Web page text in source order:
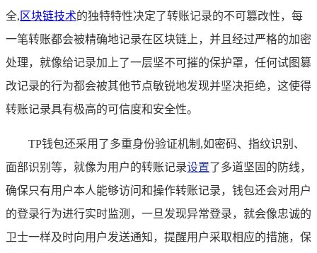
全, 区块链技术的独特特性决定了转账记录的不可篡改性，每
一笔转账都会被精确地记录在区块链上，并且经过严格的加密
处理，就像给记录加上了一层坚不可摧的保护罩，任何试图篡
改记录的行为都会被其他节点敏锐地发现并坚决拒绝，这使得
转账记录具有极高的可信度和安全性。
TP钱包还采用了多重身份验证机制,如密码、指纹识别、
面部识别等，就像为用户的转账记录设置了多道坚固的防线，
确保只有用户本人能够访问和操作转账记录，钱包还会对用户
的登录行为进行实时监测，一旦发现异常登录，就会像忠诚的
卫士一样及时向用户发送通知，提醒用户采取相应的措施，保